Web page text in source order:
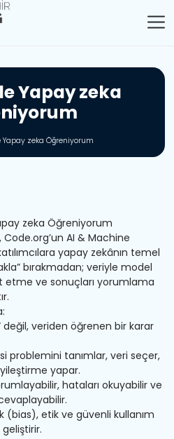
leYapayzeka
niyorum
Yapay zeka Öğreniyorum
zeka Öğreniyorum
Code.org’un AI & Machine
yapay zekânın temel
bırakmadan; veriyle model
ve sonuçları yorumlama
veriden öğrenen bir karar
tanımlar, veri seçer,
yapar.
hataları okuyabilir ve
etik ve güvenli kullanım
geliştirir.